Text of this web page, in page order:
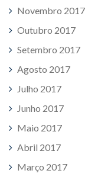
Novembro 2017
Outubro 2017
Setembro 2017
Agosto 2017
Julho 2017
Junho 2017
Maio 2017
Abril 2017
Março 2017